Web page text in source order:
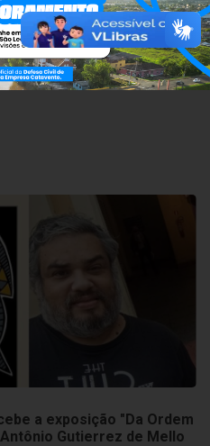
debate estratégias
Profissional e
a exposição "Da Ordem
Gutierrez de Mello